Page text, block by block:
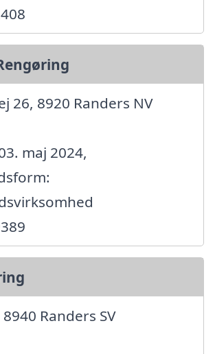
26, 8920 Randers NV
maj 2024,
Randers SV